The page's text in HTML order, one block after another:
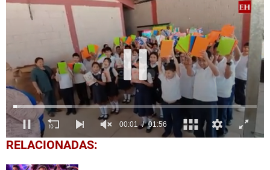
0
seconds
RELACIONADAS: